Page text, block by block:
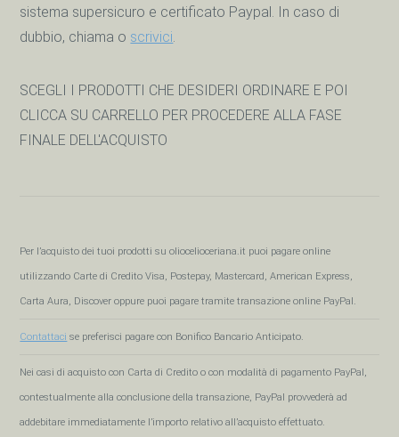
sistema supersicuro e certificato Paypal. In caso di
dubbio, chiama o scrivici
SCEGLI I PRODOTTI CHE DESIDERI ORDINARE E POI
CLICCA SU CARRELLO PER PROCEDERE ALLA FASE
FINALE DELL'ACQUISTO
Per l’acquisto dei tuoi prodotti su oliocelioceriana.it puoi pagare online
utilizzando Carte di Credito Visa, Postepay, Mastercard, American Express,
Carta Aura, Discover oppure puoi pagare tramite transazione online PayPal.
Contattaci se preferisci pagare con Bonifico Bancario Anticipato.
Nei casi di acquisto con Carta di Credito o con modalità di pagamento PayPal,
contestualmente alla conclusione della transazione, PayPal provvederà ad
addebitare immediatamente l’importo relativo all’acquisto effettuato.